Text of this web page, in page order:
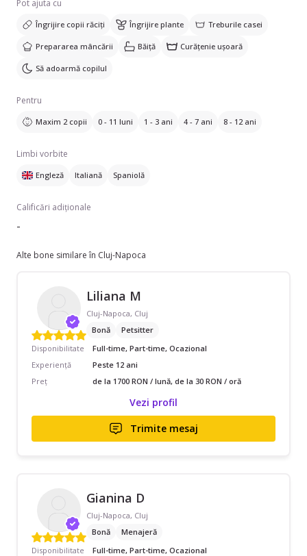
Pot ajuta cu
Îngrijire copii răciți Îngrijire plante Treburile casei
Prepararea mâncării Băiță Curățenie ușoară
Să adoarmă copilul
Pentru
Maxim 2 copii 0 - 11 luni 1 - 3 ani 4 - 7 ani 8 - 12 ani
Limbi vorbite
Engleză Italiană Spaniolă
Calificări adiționale
-
Alte bone similare în Cluj-Napoca
Liliana M
Cluj-Napoca, Cluj
Bonă
Petsitter
Disponibilitate
Full-time, Part-time, Ocazional
Experiență
Peste 12 ani
Preț
de la 1700 RON / lună, de la 30 RON / oră
Vezi profil
Trimite mesaj
Gianina D
Cluj-Napoca, Cluj
Bonă
Menajeră
Disponibilitate
Full-time, Part-time, Ocazional